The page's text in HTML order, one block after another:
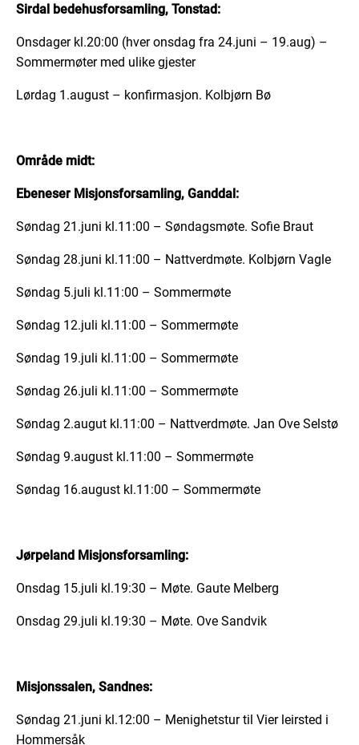
Sirdal bedehusforsamling, Tonstad:
Onsdager kl.20:00 (hver onsdag fra 24.juni – 19.aug) –
Sommermøter med ulike gjester
Lørdag 1.august – konfirmasjon. Kolbjørn Bø
Område midt:
Ebeneser Misjonsforsamling, Ganddal:
Søndag 21.juni kl.11:00 – Søndagsmøte. Sofie Braut
Søndag 28.juni kl.11:00 – Nattverdmøte. Kolbjørn Vagle
Søndag 5.juli kl.11:00 – Sommermøte
Søndag 12.juli kl.11:00 – Sommermøte
Søndag 19.juli kl.11:00 – Sommermøte
Søndag 26.juli kl.11:00 – Sommermøte
Søndag 2.augut kl.11:00 – Nattverdmøte. Jan Ove Selstø
Søndag 9.august kl.11:00 – Sommermøte
Søndag 16.august kl.11:00 – Sommermøte
Jørpeland Misjonsforsamling:
Onsdag 15.juli kl.19:30 – Møte. Gaute Melberg
Onsdag 29.juli kl.19:30 – Møte. Ove Sandvik
Misjonssalen, Sandnes:
Søndag 21.juni kl.12:00 – Menighetstur til Vier leirsted i
Hommersåk